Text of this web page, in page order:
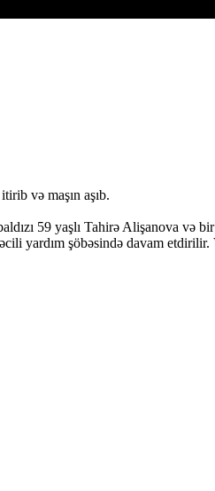
və maşın aşıb.
59 yaşlı Tahirə Alişanova və
yardım şöbəsində davam